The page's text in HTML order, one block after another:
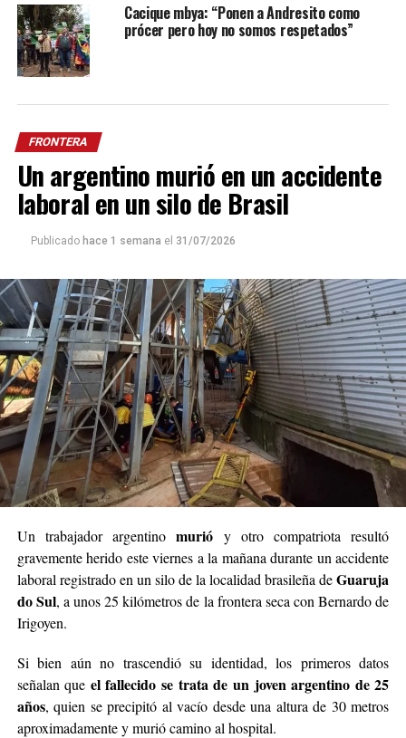
Cacique mbya: “Ponen a Andresito como
prócer pero hoy no somos respetados”
FRONTERA
Un argentino murió en un accidente
laboral en un silo de Brasil
Publicado hace 1 semana el 31/07/2026
Un trabajador argentinomurió y otro compatriota resultó
gravemente herido este viernes a la mañana durante un accidente
laboral registrado en un silo de la localidad brasileña deGuaruja
do Sul, a unos 25 kilómetros de la frontera seca con Bernardo de
Irigoyen.
Si bien aún no trascendió su identidad, los primeros datos
señalan que el fallecido se trata de un joven argentino de 25
años, quien se precipitó al vacío desde una altura de 30 metros
aproximadamente y murió camino al hospital.